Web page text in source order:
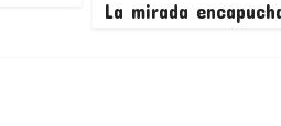
La mirada